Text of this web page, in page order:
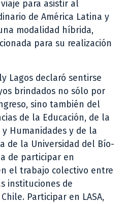
viaje para asistir al
de América Latina y
modalidad híbrida,
para su realización
Lagos declaró sentirse
brindados no sólo por
sino también del
de la Educación, de la
Humanidades y de la
de la Universidad del Bío-
de participar en
el trabajo colectivo entre
instituciones de
Participar en LASA,